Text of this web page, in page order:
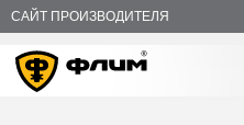
САЙТ ПРОИЗВОДИТЕЛЯ